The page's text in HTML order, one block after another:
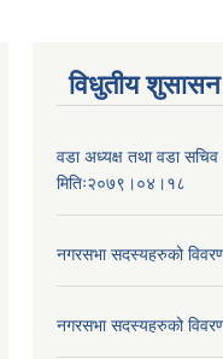
विधुतीय
वडा अध्यक्ष तथा वडा
मितिः२०७९।०४।१८
नगरसभा सदस्यहरुको
नगरसभा सदस्यहरुको